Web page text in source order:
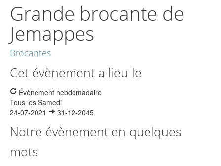
Grande brocante de
Jemappes
Brocantes
Cet évènement a lieu le
Évènement hebdomadaire
Tous les Samedi
24-07-2021
31-12-2045
Notre évènement en quelques
mots